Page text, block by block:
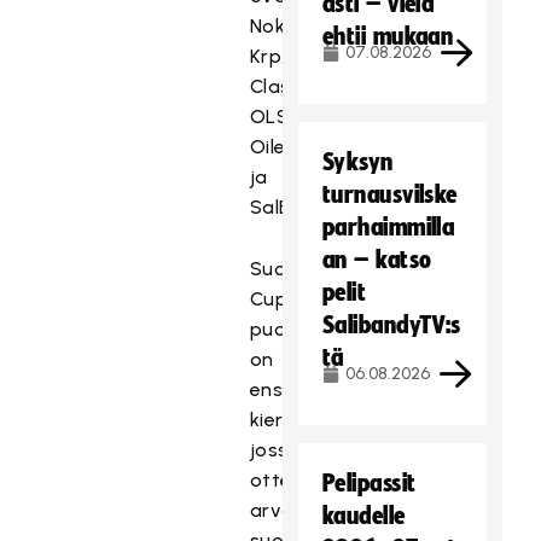
Nokian
Krp,
Classic,
OLS,
Oilers
ja
SalBa.
Suomen
Cupin
puolivälierät
on
ensimmäinen
kierros,
jossa
otteluparien
arvonta
ehtii mukaan
07.08.2026
Syksyn
turnausvilske
parhaimmilla
an – katso
pelit
SalibandyTV:s
tä
06.08.2026
Pelipassit
kaudelle